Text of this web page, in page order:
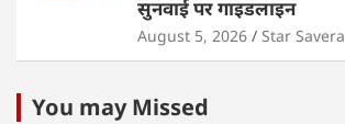
सुनवाई पर गाइडलाइन
August 5, 2026 Star Savera
You may Missed